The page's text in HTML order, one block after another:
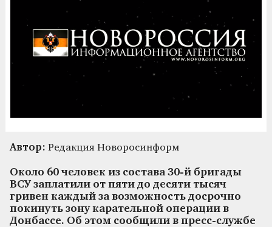
Автор: Редакция Новоросинформ
Около 60 человек из состава 30-й бригады
ВСУ заплатили от пяти до десяти тысяч
гривен каждый за возможность досрочно
покинуть зону карательной операции в
Донбассе. Об этом сообщили в пресс-службе